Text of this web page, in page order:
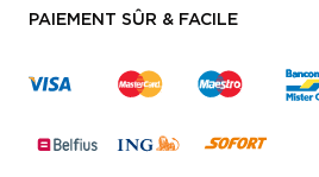
PAIEMENT SÛR & FACILE